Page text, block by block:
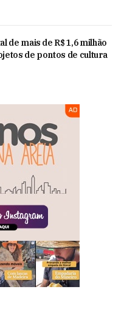
de mais de R$ 1,6 milhão
de pontos de cultura